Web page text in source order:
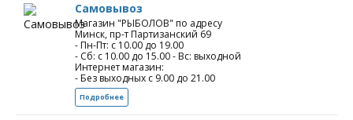
Самовывоз
Магазин "РЫБОЛОВ" по адресу
Минск, пр-т Партизанский 69
- Пн-Пт: с 10.00 до 19.00
- Сб: с 10.00 до 15.00 - Вс: выходной
Интернет магазин:
- Без выходных с 9.00 до 21.00
Подробнее